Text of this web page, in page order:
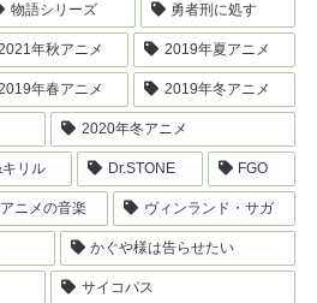
物語シリーズ 勇者刑に処す
年秋アニメ 2019年夏アニメ
年春アニメ 2019年冬アニメ
2020年冬アニメ
リル Dr.STONE FGO
アニメの音楽 ヴィンランド・サガ
かぐや様は告らせたい
サイコパス